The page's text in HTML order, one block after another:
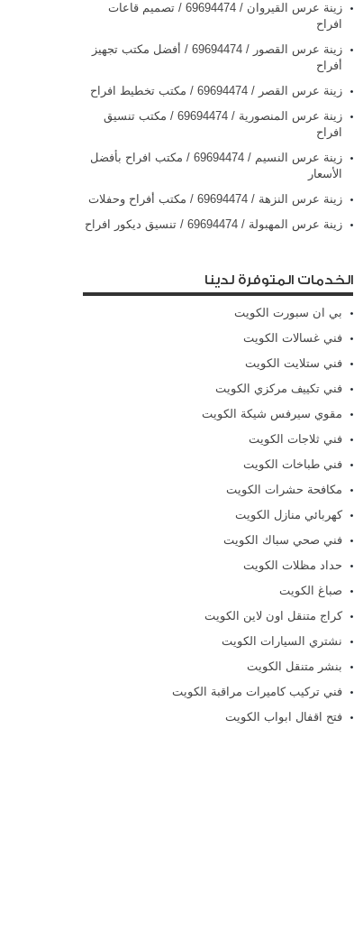
زينة عرس القيروان / 69694474 / تصميم قاعات
افراح
زينة عرس القصور / 69694474 / أفضل مكتب تجهيز
أفراح
زينة عرس القصر / 69694474 / مكتب تخطيط افراح
زينة عرس المنصورية / 69694474 / مكتب تنسيق
افراح
زينة عرس النسيم / 69694474 / مكتب افراح بأفضل
الأسعار
زينة عرس النزهة / 69694474 / مكتب أفراح وحفلات
زينة عرس المهبولة / 69694474 / تنسيق ديكور افراح
الخدمات المتوفرة لدينا
بي ان سبورت الكويت
فني غسالات الكويت
فني ستلايت الكويت
فني تكييف مركزي الكويت
مقوي سيرفس شيكة الكويت
فني ثلاجات الكويت
فني طباخات الكويت
مكافحة حشرات الكويت
كهربائي منازل الكويت
فني صحي سباك الكويت
حداد مظلات الكويت
صباغ الكويت
كراج متنقل اون لاين الكويت
نشتري السيارات الكويت
بنشر متنقل الكويت
فني تركيب كاميرات مراقبة الكويت
فتح اقفال ابواب الكويت